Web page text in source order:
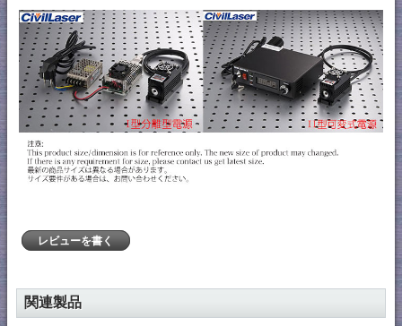
レビューを書く
関連製品